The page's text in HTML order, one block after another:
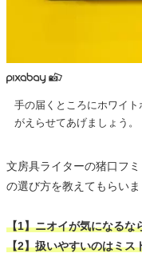
手の届くところにホワイ
がえらせてあげましょう。
文房具ライターの猪口フ
の選び方を教えてもらいま
【1】ニオイが気になるな
【2】扱いやすいのはミス